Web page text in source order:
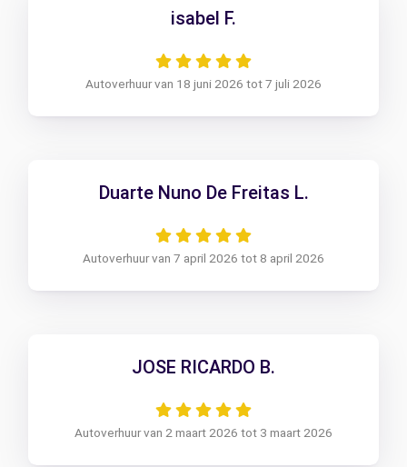
isabel F.
Autoverhuur van 18 juni 2026 tot 7 juli 2026
Duarte Nuno De Freitas L.
Autoverhuur van 7 april 2026 tot 8 april 2026
JOSE RICARDO B.
Autoverhuur van 2 maart 2026 tot 3 maart 2026